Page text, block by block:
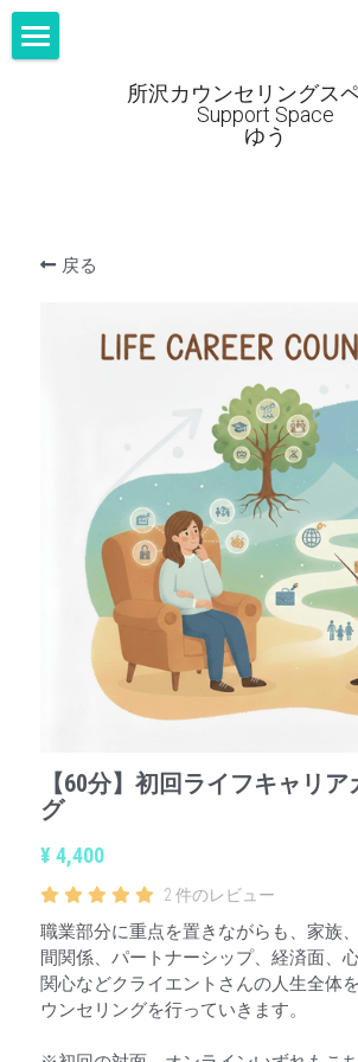
所沢カウンセリングス
Support Space
ゆう
所沢カウンセリングスペース ゆう
施設訪問についてはこちらから
戻る
【60分】初回ライフキャリ
グ
¥ 4,400
2 件のレビュー
職業部分に重点を置きながらも、家族
間関係、パートナーシップ、経済面、
関心などクライエントさんの人生全体
ウンセリングを行っていきます。
すべてのカテゴリー